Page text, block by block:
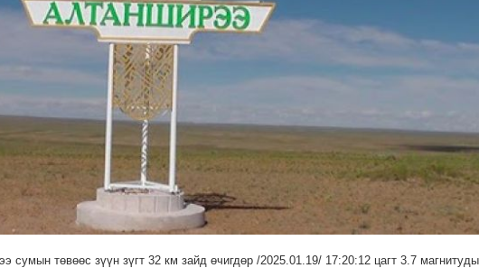
сумын төвөөс зүүн зүгт 32 км зайд өчигдөр /2025.01.19/ 17:20:12 цагт 3.7